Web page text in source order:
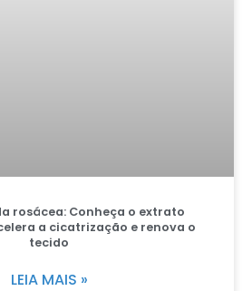
rosácea: Conheça o extrato
a cicatrização e renova o
tecido
LEIA MAIS »